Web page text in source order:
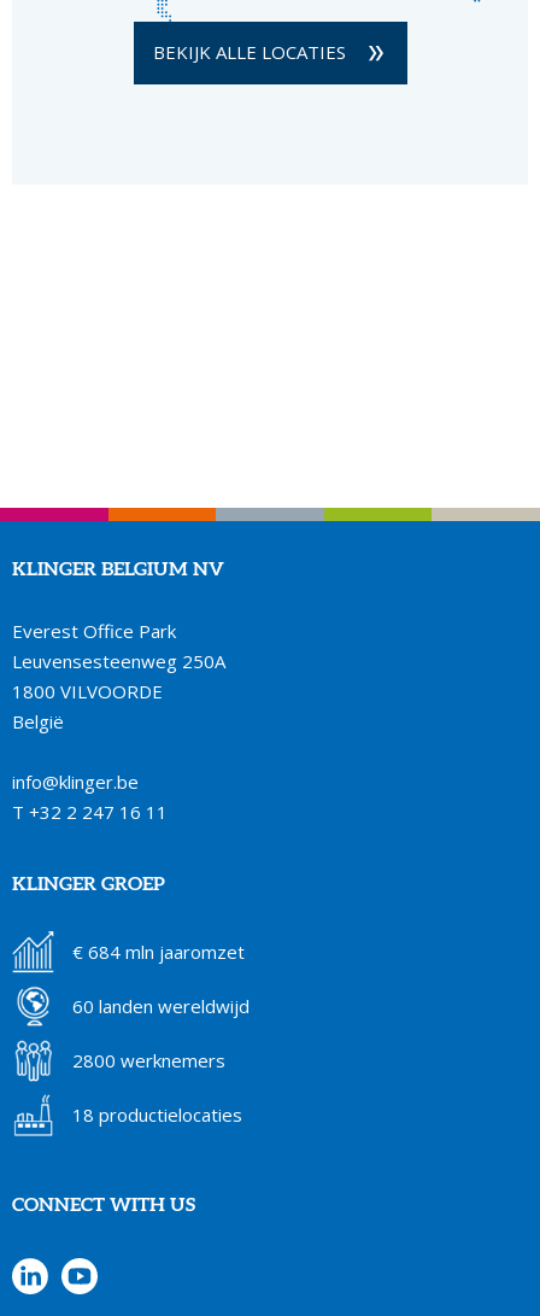
BEKIJK ALLE LOCATIES
KLINGER BELGIUM NV
Everest Office Park
Leuvensesteenweg 250A
1800 VILVOORDE
België
info@klinger.be
T +32 2 247 16 11
KLINGER GROEP
€ 684 mln jaaromzet
60 landen wereldwijd
2800 werknemers
18 productielocaties
CONNECT WITH US